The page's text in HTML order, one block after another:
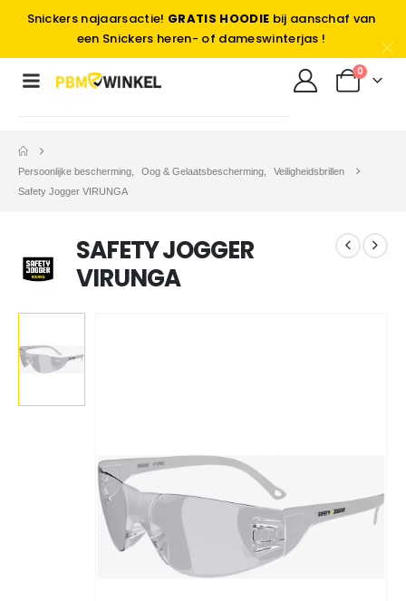
Snickers najaarsactie! GRATIS HOODIE bij aanschaf van
een Snickers heren- of dameswinterjas !
0
Persoonlijke bescherming Oog & Gelaatsbescherming
Veiligheidsbrillen
Safety Jogger VIRUNGA
SAFETY JOGGER
VIRUNGA